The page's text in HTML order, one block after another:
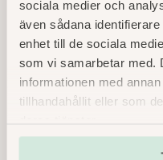
sociala medier och
även sådana
enhet till de sociala
som vi samarbetar med.
informationen med
tillhandahållit eller som
Lyx White
Marsipanbakelse på
chokladmousse – en
Läs mer